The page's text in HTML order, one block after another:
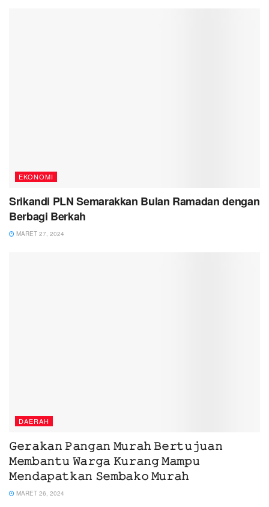
EKONOMI
Srikandi PLN Semarakkan Bulan Ramadan dengan
Berbagi Berkah
MARET 27, 2024
DAERAH
𝙶𝚎𝚛𝚊𝚔𝚊𝚗 𝙿𝚊𝚗𝚐𝚊𝚗 𝙼𝚞𝚛𝚊𝚑 𝙱𝚎𝚛𝚝𝚞𝚓𝚞𝚊𝚗
𝙼𝚎𝚖𝚋𝚊𝚗𝚝𝚞 𝚆𝚊𝚛𝚐𝚊 𝙺𝚞𝚛𝚊𝚗𝚐 𝙼𝚊𝚖𝚙𝚞
𝙼𝚎𝚗𝚍𝚊𝚙𝚊𝚝𝚔𝚊𝚗 𝚂𝚎𝚖𝚋𝚊𝚔𝚘 𝙼𝚞𝚛𝚊𝚑
MARET 26, 2024